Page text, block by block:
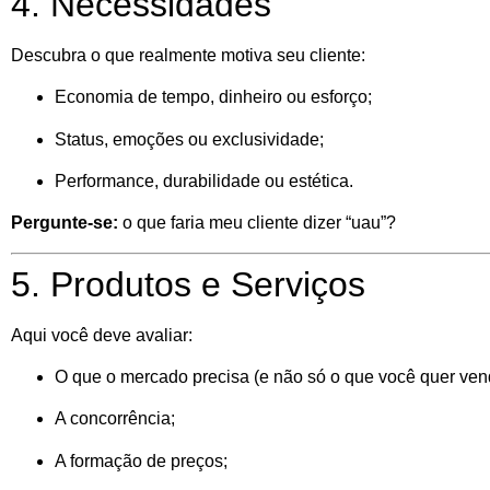
Descubra o que realmente motiva seu cliente:
Economia de tempo, dinheiro ou esforço;
Status, emoções ou exclusividade;
Performance, durabilidade ou estética.
Pergunte-se: o que faria meu cliente dizer “uau”?
5. Produtos e Serviços
Aqui você deve avaliar:
O que o mercado precisa (e não só o que você quer
A concorrência;
A formação de preços;